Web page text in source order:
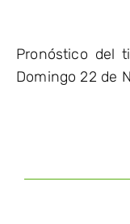
Pronóstico del
Domingo 22 de